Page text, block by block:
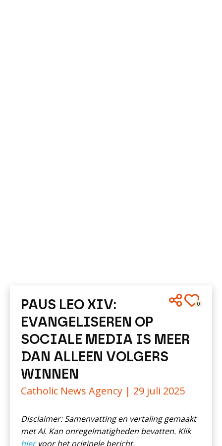
0
PAUS LEO XIV:
EVANGELISEREN OP
SOCIALE MEDIA IS MEER
DAN ALLEEN VOLGERS
WINNEN
Catholic News Agency | 29 juli 2025
Disclaimer: Samenvatting en vertaling gemaakt
met AI. Kan onregelmatigheden bevatten. Klik
hiervoor het originele bericht.